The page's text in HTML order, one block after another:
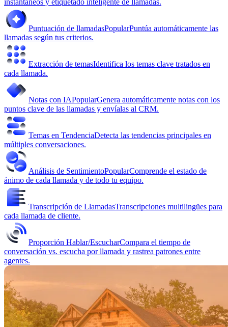
instantáneos y etiquetado inteligente de llamadas.
Puntuación de llamadasPopularPuntúa automáticamente las
llamadas según tus criterios.
Extracción de temasIdentifica los temas clave tratados en
cada llamada.
Notas con IAPopularGenera automáticamente notas con los
puntos clave de las llamadas y envíalas al CRM.
Temas en TendenciaDetecta las tendencias principales en
múltiples conversaciones.
Análisis de SentimientoPopularComprende el estado de
ánimo de cada llamada y de todo tu equipo.
Transcripción de LlamadasTranscripciones multilingües para
cada llamada de cliente.
Proporción Hablar/EscucharCompara el tiempo de
conversación vs. escucha por llamada y rastrea patrones entre
agentes.